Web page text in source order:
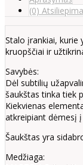
(0)
Stalo įrankiai, kurie
kruopščiai ir
Savybės:
Dėl subtilių
šaukštas tinka tiek
Kiekvienas
atkreipiant dėmesį
Šaukštas yra
Medžiaga: